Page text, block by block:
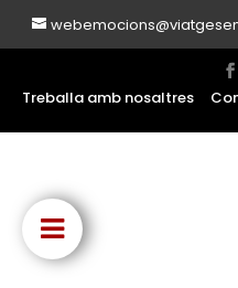
Treballa amb nosaltres